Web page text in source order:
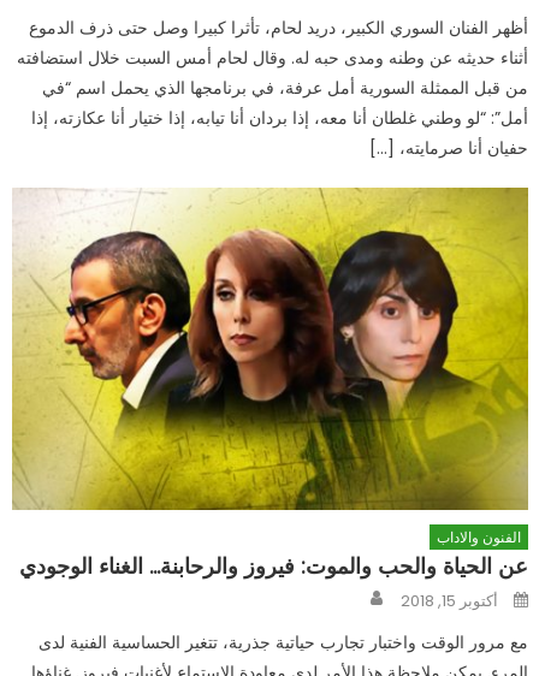
أظهر الفنان السوري الكبير، دريد لحام، تأثرا كبيرا وصل حتى ذرف الدموع
أثناء حديثه عن وطنه ومدى حبه له. وقال لحام أمس السبت خلال استضافته
من قبل الممثلة السورية أمل عرفة، في برنامجها الذي يحمل اسم “في
أمل”: “لو وطني غلطان أنا معه، إذا بردان أنا تيابه، إذا ختيار أنا عكازته، إذا
حفيان أنا صرمايته، […]
الفنون والاداب
عن الحياة والحب والموت: فيروز والرحابنة… الغناء الوجودي
Posted
onأكتوبر 15, 2018
مع مرور الوقت واختبار تجارب حياتية جذرية، تتغير الحساسية الفنية لدى